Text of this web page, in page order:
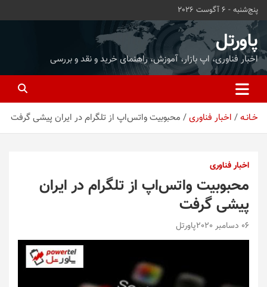
محتوا
بروید
پنج‌شنبه - 6 آگوست 2026
پاورتل
اخبار فناوری، اپ بازار، آموزش، راهنمای خرید و نقد و بررسی
خـانـه اخبار فناوری محبوبیت واتس‌اپ از تلگرام در ایران پیشی گرفت
اخبار فناوری
محبوبیت واتس‌اپ از تلگرام در ایران
پیشی گرفت
06 دسامبر 2020 پاورتل